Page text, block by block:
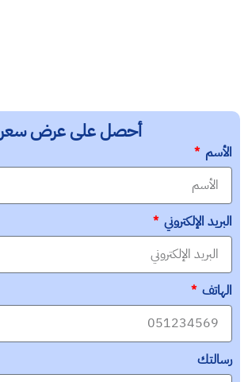
أحصل على عرض سعر
الأسم
البريد الإلكتروني
الهاتف
رسالتك